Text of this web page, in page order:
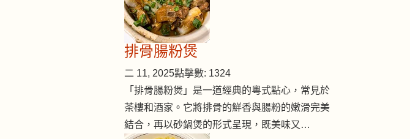
排骨腸粉煲
二 11, 2025點擊數: 1324
「排骨腸粉煲」是一道經典的粵式點心，常見於
茶樓和酒家。它將排骨的鮮香與腸粉的嫩滑完美
結合，再以砂鍋煲的形式呈現，既美味又…